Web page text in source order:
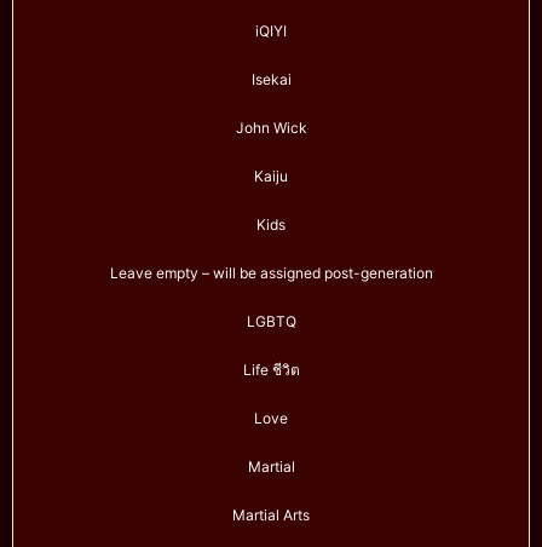
iQIYI
Isekai
John Wick
Kaiju
Kids
Leave empty – will be assigned post-generation
LGBTQ
Life ชีวิต
Love
Martial
Martial Arts